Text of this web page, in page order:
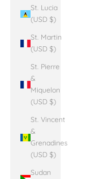
St. Lucia
(USD $)
St. Martin
(USD $)
St. Pierre
&
Miquelon
(USD $)
St. Vincent
&
Grenadines
(USD $)
Sudan